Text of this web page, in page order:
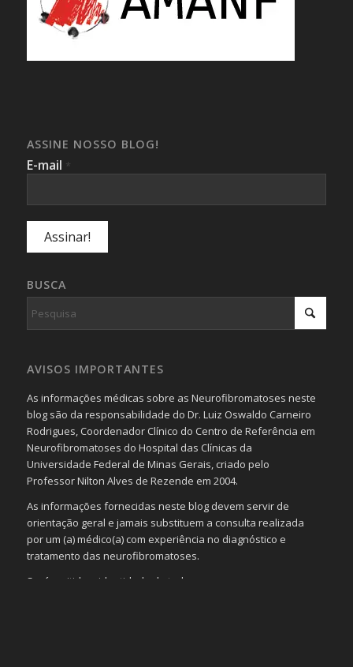
ASSINE NOSSO BLOG!
E-mail *
BUSCA
AVISOS IMPORTANTES
As informações médicas sobre as Neurofibromatoses neste
blog são da responsabilidade do Dr. Luiz Oswaldo Carneiro
Rodrigues, Coordenador Clínico do Centro de Referência em
Neurofibromatoses do Hospital das Clínicas da
Universidade Federal de Minas Gerais, criado pelo
Professor Nilton Alves de Rezende em 2004.
As informações fornecidas neste blog devem servir de
orientação geral e jamais substituem a consulta realizada
por um (a) médico(a) com experiência no diagnóstico e
tratamento das neurofibromatoses.
Será omitida a identidade de todas as pessoas que